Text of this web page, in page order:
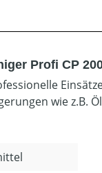
Profi CP
wie z.B.